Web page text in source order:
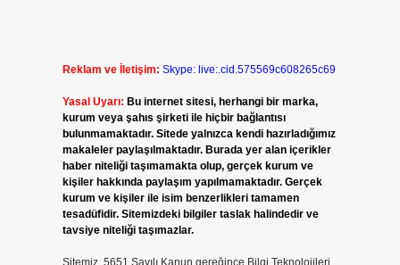
Reklam ve İletişim: Skype: live:.cid.575569c608265c69
Yasal Uyarı: Bu internet sitesi, herhangi bir marka,
kurum veya şahıs şirketi ile hiçbir bağlantısı
bulunmamaktadır. Sitede yalnızca kendi hazırladığımız
makaleler paylaşılmaktadır. Burada yer alan içerikler
haber niteliği taşımamakta olup, gerçek kurum ve
kişiler hakkında paylaşım yapılmamaktadır. Gerçek
kurum ve kişiler ile isim benzerlikleri tamamen
tesadüfidir. Sitemizdeki bilgiler taslak halindedir ve
tavsiye niteliği taşımazlar.
Sitemiz, 5651 Sayılı Kanun gereğince Bilgi Teknolojileri